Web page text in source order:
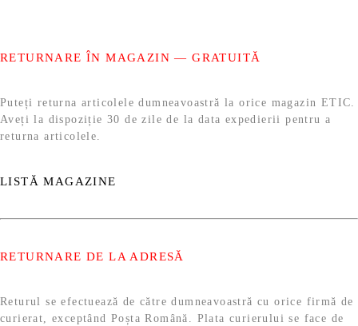
RETURNARE ÎN MAGAZIN — GRATUITĂ
Puteți returna articolele dumneavoastră la orice magazin ETIC.
Aveți la dispoziție 30 de zile de la data expedierii pentru a
returna articolele.
LISTĂ MAGAZINE
RETURNARE DE LA ADRESĂ
Returul se efectuează de către dumneavoastră cu orice firmă de
curierat, exceptând Poșta Română. Plata curierului se face de